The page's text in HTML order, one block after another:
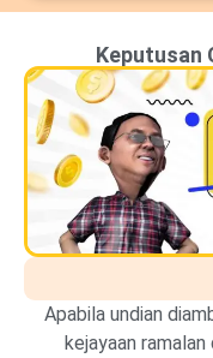
Keputusan
Apabila undian
kejayaan